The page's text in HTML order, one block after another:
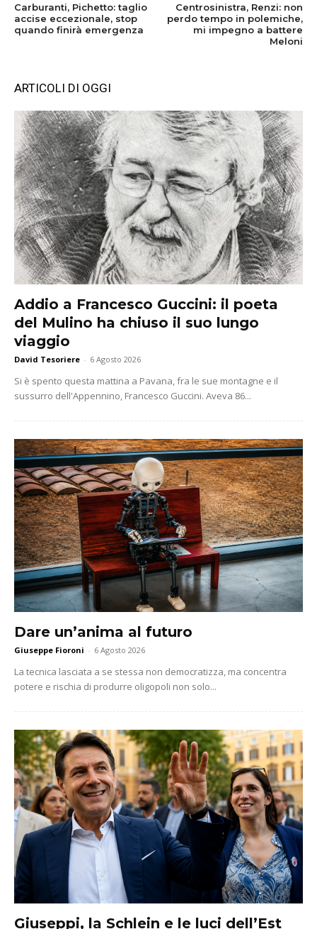
Carburanti, Pichetto: taglio
accise eccezionale, stop
quando finirà emergenza
Centrosinistra, Renzi: non
perdo tempo in polemiche,
mi impegno a battere
Meloni
ARTICOLI DI OGGI
Addio a Francesco Guccini: il poeta
del Mulino ha chiuso il suo lungo
viaggio
David Tesoriere - 6 Agosto 2026
Si è spento questa mattina a Pavana, fra le sue montagne e il
sussurro dell'Appennino, Francesco Guccini. Aveva 86...
Dare un’anima al futuro
Giuseppe Fioroni - 6 Agosto 2026
La tecnica lasciata a se stessa non democratizza, ma concentra
potere e rischia di produrre oligopoli non solo...
Giuseppi, la Schlein e le luci dell’Est